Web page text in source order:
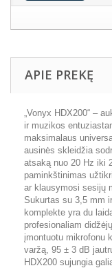
APIE PREKĘ
„Vonyx HDX200“ –
ir muzikos
maksimalaus
ausinės skleidžia
atsaką nuo 20 Hz iki
paminkštinimas
ar klausymosi sesijų
Sukurtas su 3,5 mm
komplekte yra du
profesionaliam
įmontuotu mikrofonu
varžą, 95 ± 3 dB
HDX200 sujungia